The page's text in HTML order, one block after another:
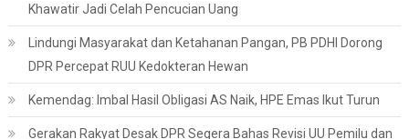
Khawatir Jadi Celah Pencucian Uang
Lindungi Masyarakat dan Ketahanan Pangan, PB PDHI Dorong
DPR Percepat RUU Kedokteran Hewan
Kemendag: Imbal Hasil Obligasi AS Naik, HPE Emas Ikut Turun
Gerakan Rakyat Desak DPR Segera Bahas Revisi UU Pemilu dan